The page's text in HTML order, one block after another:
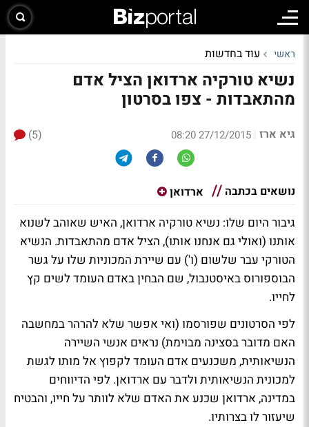
ראשי עוד בחדשות
נשיא טורקיה ארדואן הציל אדם
מהתאבדות - צפו בסרטון
גיא ארז |
27/12/2015 08:20
(5)
נושאים בכתבה ארדואן
גיבור היום שלו: נשיא טורקיה ארדואן, האיש שאוהב לשנוא
אותנו (ואולי גם אנחנו אותו), הציל אדם מהתאבדות. הנשיא
הטורקי עבר שלשום (ו') עם שיירת המכוניות שלו על גשר
הבוספורוס באיסטנבול, שם הבחין באדם העומד לשים קץ
לחייו.
לפי הסרטונים שפורסמו (ואי אפשר שלא להרהר במחשבה
האם מדובר בסצינה מבוימת) נראים אנשי השיירה
הנשיאותית, משכנעים אדם העומד לקפוץ אל מותו לגשת
למכונית הנשיאותית ולדבר עם ארדואן. לפי הדיווחים
במדינה, ארדואן שכנע את האדם שלא לוותר על חייו, והבטיח
שיעזור לו בצרותיו.